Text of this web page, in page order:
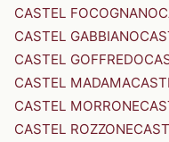
CASTEL FOCOGNANO
CASTEL GABBIANO
CASTEL GOFFREDO
CASTEL MADAMA
CASTEL MORRONE
CASTEL ROZZONE